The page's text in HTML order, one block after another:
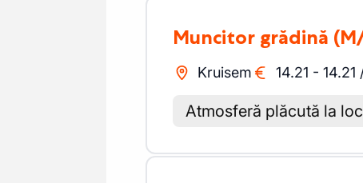
Muncitor grădină
Kruisem 14.21 - 14.21
Atmosferă plăcută la